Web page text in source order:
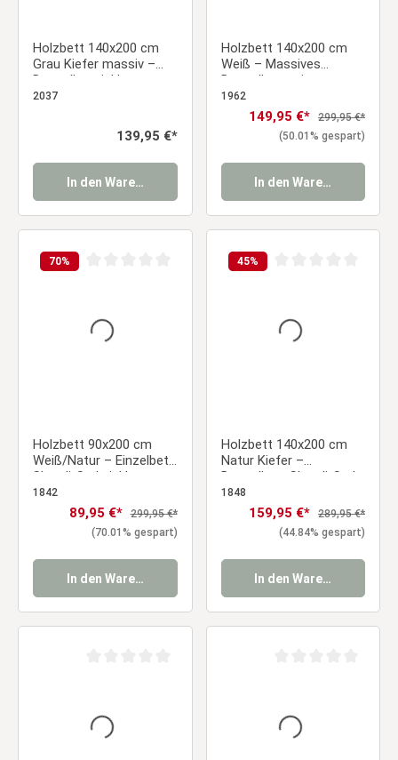
Holzbett 140x200 cm
Grau Kiefer massiv –
Doppelbett inkl.
Lattenrost
2037
Regulärer Preis:
139,95 €*
In den Warenkorb
Holzbett 140x200 cm
Weiß – Massives
Doppelbett mit
Bettkasten &
Lattenrost
1962
Verkaufspreis:
149,95 €* Regulärer Preis:
299,95 €*
(50.01% gespart)
In den Warenkorb
70%
Holzbett 90x200 cm
Weiß/Natur – Einzelbett
Skandi-Style inkl.
Lattenrost
1842
Verkaufspreis:
89,95 €* Regulärer Preis:
299,95 €*
(70.01% gespart)
In den Warenkorb
45%
Holzbett 140x200 cm
Natur Kiefer –
Doppelbett Skandi-Style
inkl. Lattenrost
1848
Verkaufspreis:
159,95 €* Regulärer Preis:
289,95 €*
(44.84% gespart)
In den Warenkorb